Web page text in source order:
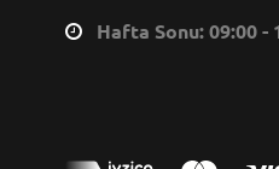
Hafta Sonu: 09:00 -